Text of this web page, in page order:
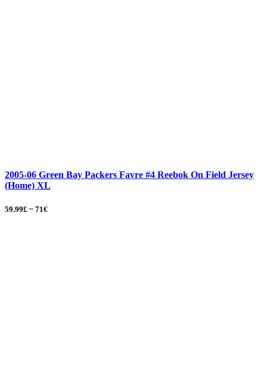
2005-06 Green Bay Packers Favre #4 Reebok On Field Jersey
(Home) XL
59.99£ ~ 71€